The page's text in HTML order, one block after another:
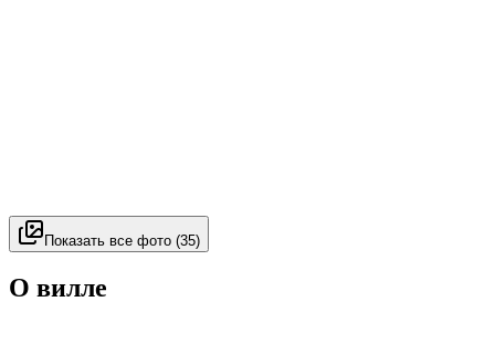
Показать все фото (35)
О вилле